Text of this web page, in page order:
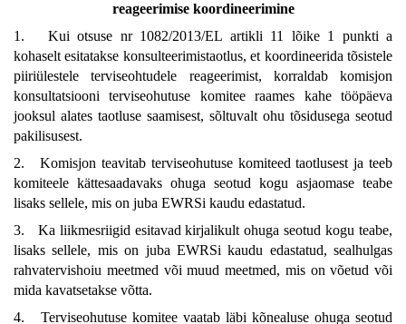
reageerimise koordineerimine
1. Kui otsuse nr 1082/2013/EL artikli 11 lõike 1 punkti a
kohaselt esitatakse konsulteerimistaotlus, et koordineerida tõsistele
piiriülestele terviseohtudele reageerimist, korraldab komisjon
konsultatsiooni terviseohutuse komitee raames kahe tööpäeva
jooksul alates taotluse saamisest, sõltuvalt ohu tõsidusega seotud
pakilisusest.
2. Komisjon teavitab terviseohutuse komiteed taotlusest ja teeb
komiteele kättesaadavaks ohuga seotud kogu asjaomase teabe
lisaks sellele, mis on juba EWRSi kaudu edastatud.
3. Ka liikmesriigid esitavad kirjalikult ohuga seotud kogu teabe,
lisaks sellele, mis on juba EWRSi kaudu edastatud, sealhulgas
rahvatervishoiu meetmed või muud meetmed, mis on võetud või
mida kavatsetakse võtta.
4. Terviseohutuse komitee vaatab läbi kõnealuse ohuga seotud